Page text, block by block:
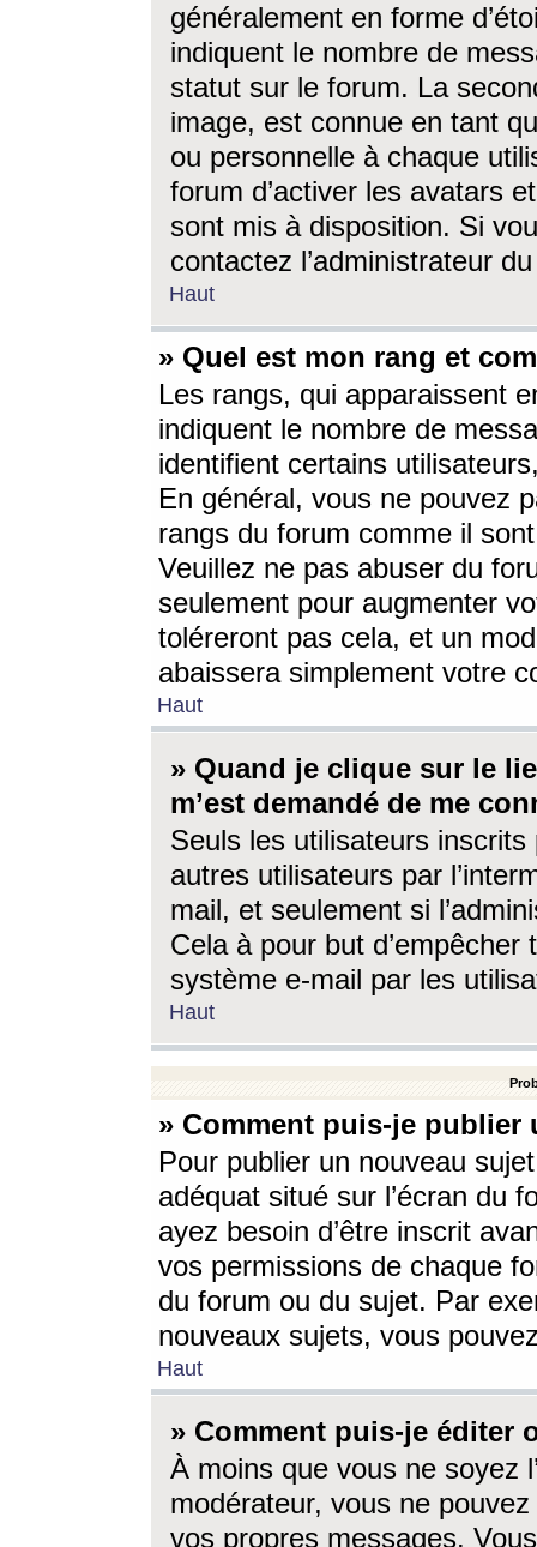
généralement en forme
indiquent le nombre de
statut sur le forum. La
image, est connue en tant
ou personnelle à chaque
forum d’activer les avatars
sont mis à disposition. Si
contactez l’administrateur
Haut
» Quel est mon rang et
Les rangs, qui apparaissent
indiquent le nombre de
identifient certains
En général, vous ne pouvez
rangs du forum comme il
Veuillez ne pas abuser du
seulement pour augmenter
toléreront pas cela, et un
abaissera simplement votre
Haut
» Quand je clique sur le
m’est demandé de me
Seuls les utilisateurs
autres utilisateurs par
mail, et seulement si
Cela à pour but
système e-mail par les
Haut
» Comment puis-je
Pour publier un nouveau
adéquat situé sur l’écran du
ayez besoin d’être inscrit
vos permissions de chaque
du forum ou du sujet. Par
nouveaux sujets, vous
Haut
» Comment puis-je éditer
À moins que vous ne soyez
modérateur, vous ne
vos propres messages.